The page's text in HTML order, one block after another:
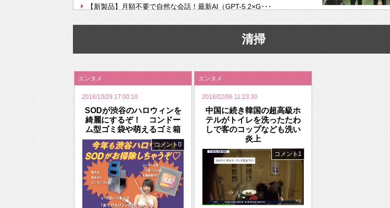
【新製品】月額不要で自然な会話！最新AI（GPT-5.2×G･･･
【次世代の没入感と生産性】VITURE Luma Ultra･･･
挫折率8割の壁をAIで突破。ジャストシステム、”自分が今話し･･･
2026年のバレンタインは「自分で作って、想いを渡す」 TE･･･
清掃
エンタメ
2018/10/29 17:00:10
SODが渋谷のハロウィンを
綺麗にするぞ！ コンドー
ム型ゴミ袋や萌えるゴミ箱
コメント0
エンタメ
2018/02/06 11:23:30
中国に続き韓国の超高級ホ
テルがトイレを洗ったたわ
しで客のコップなども洗い
炎上
コメント1